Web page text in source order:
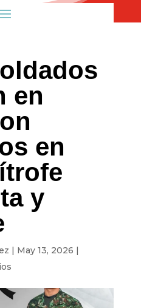
en
en
y
| May 13, 2026 |